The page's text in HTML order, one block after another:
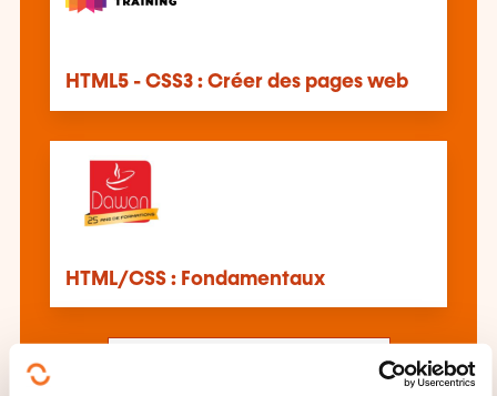
HTML5 - CSS3 : Créer des pages web
HTML/CSS : Fondamentaux